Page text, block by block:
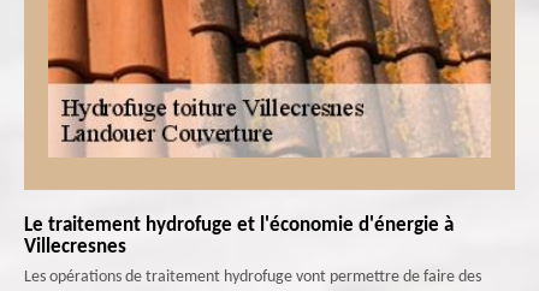
Le traitement hydrofuge et l'économie d'énergie à
Villecresnes
Les opérations de traitement hydrofuge vont permettre de faire des